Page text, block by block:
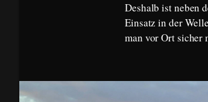
Deshalb ist neben
Einsatz in der
man vor Ort sicher